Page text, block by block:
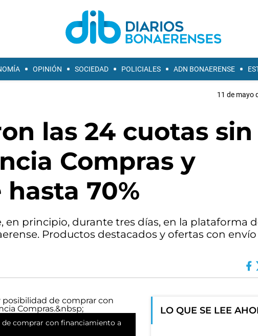
OPINIÓN SOCIEDAD POLICIALES ADN BONAERENSE
11 de mayo
las 24 cuotas sin
Compras y
70%
en principio, durante tres días, en la plataforma
Productos destacados y ofertas con envío
comprar con financiamiento a
LO QUE SE LEE